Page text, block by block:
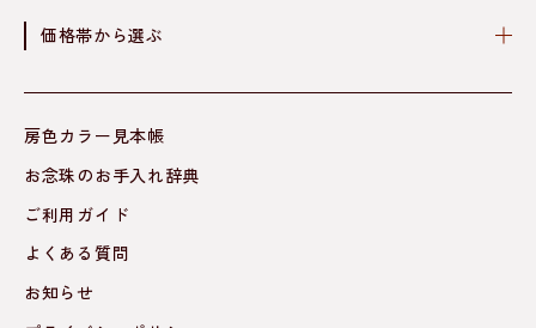
価格帯から選ぶ
房色カラー見本帳
お念珠のお手入れ辞典
ご利用ガイド
よくある質問
お知らせ